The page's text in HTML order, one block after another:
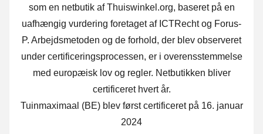
som en netbutik af Thuiswinkel.org, baseret på en
uafhængig vurdering foretaget af ICTRecht og Forus-
P. Arbejdsmetoden og de forhold, der blev observeret
under certificeringsprocessen, er i overensstemmelse
med europæisk lov og regler. Netbutikken bliver
certificeret hvert år.
Tuinmaximaal (BE) blev først certificeret på 16. januar
2024